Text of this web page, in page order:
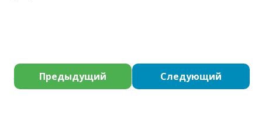
Предыдущий Следующий